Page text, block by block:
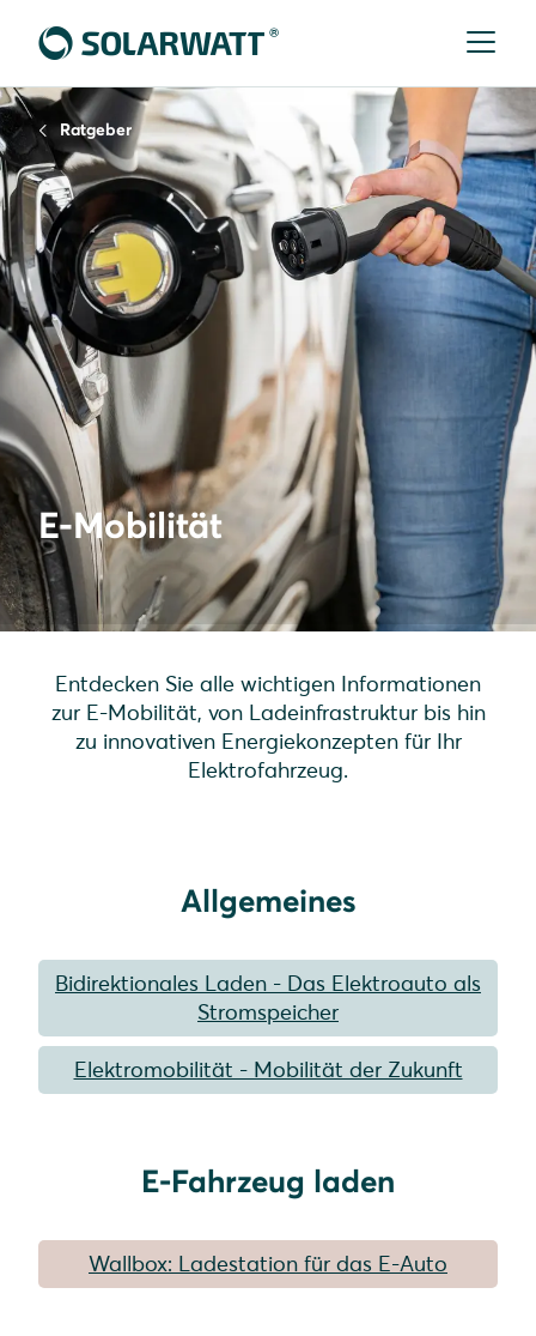
Ratgeber
E-Mobilität
Entdecken Sie alle wichtigen Informationen
zur E-Mobilität, von Ladeinfrastruktur bis hin
zu innovativen Energiekonzepten für Ihr
Elektrofahrzeug.
Allgemeines
Bidirektionales Laden - Das Elektroauto als
Stromspeicher
Elektromobilität - Mobilität der Zukunft
E-Fahrzeug laden
Wallbox: Ladestation für das E-Auto